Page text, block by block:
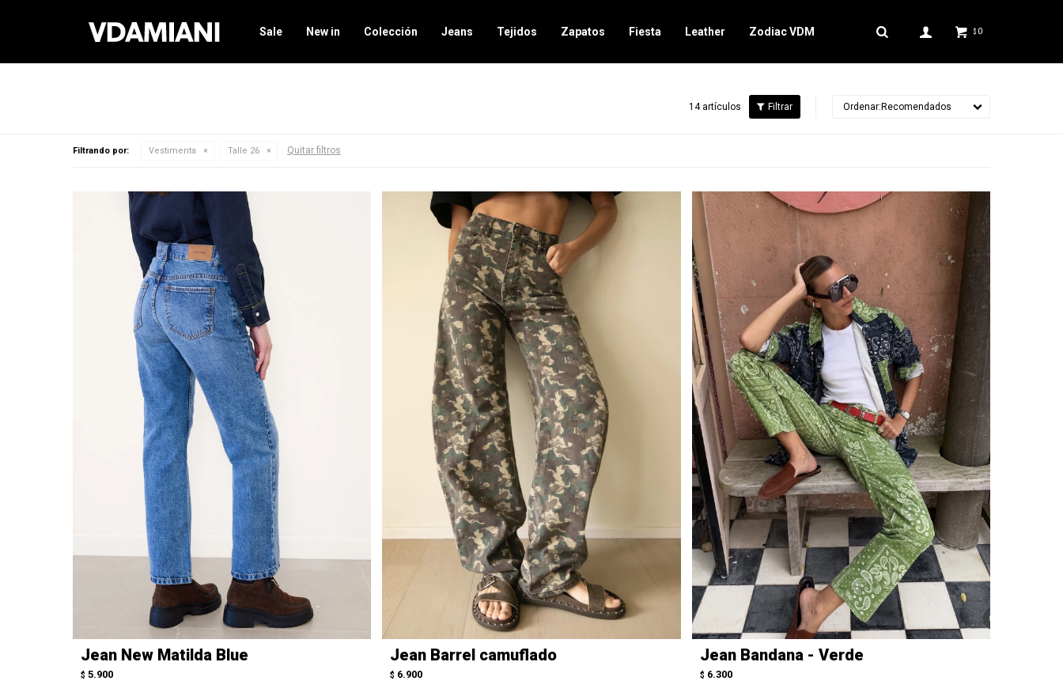
Sale New in Colección Jeans Tejidos Zapatos Fiesta Leather Zodiac VDM $ 0
14 artículos Recomendados
Filtrando por: Vestimenta Talle 26 Quitar filtros
Jean New Matilda Blue
$ 5.900
Jean Barrel camuflado
$ 6.900
Jean Bandana - Verde
$ 6.300